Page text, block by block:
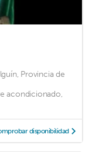
Provincia de
acondicionado,
disponibilidad